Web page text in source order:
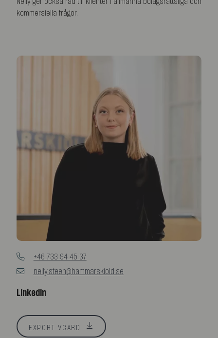
kommersiella frågor.
+46 733 94 45 37
nelly.steen@hammarskiold.se
Linkedin
EXPORT VCARD